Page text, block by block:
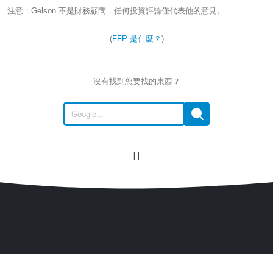
注意：Gelson 不是財務顧問，任何投資評論僅代表他的意見。
(FFP 是什麼？ )
沒有找到您要找的東西？